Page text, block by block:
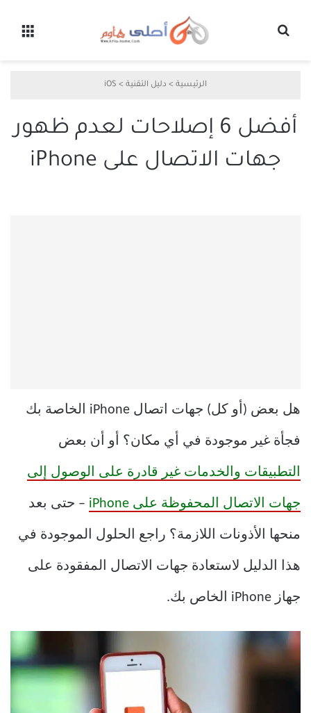
الرئيسية > دليل التقنية >
iOS
أفضل 6 إصلاحات لعدم ظهور
جهات الاتصال على iPhone
هل بعض (أو كل) جهات اتصال iPhone الخاصة بك
فجأة غير موجودة في أي مكان؟ أو أن بعض
التطبيقات والخدمات غير قادرة على الوصول إلى
جهات الاتصال المحفوظة على iPhone – حتى بعد
منحها الأذونات اللازمة؟ راجع الحلول الموجودة في
هذا الدليل لاستعادة جهات الاتصال المفقودة على
جهاز iPhone الخاص بك.